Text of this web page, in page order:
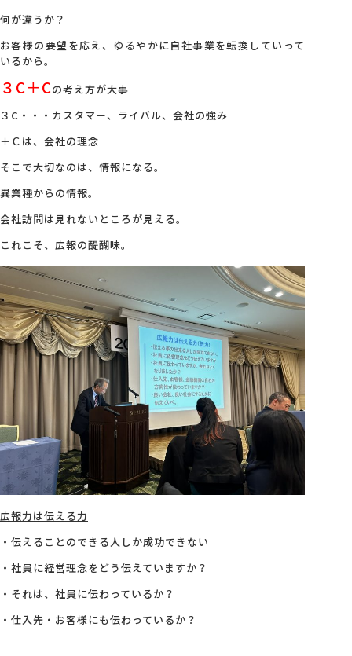
何が違うか？
お客様の要望を応え、ゆるやかに自社事業を転換していって
いるから。
３C＋Cの考え方が大事
３C・・・カスタマー、ライバル、会社の強み
＋Ｃは、会社の理念
そこで大切なのは、情報になる。
異業種からの情報。
会社訪問は見れないところが見える。
これこそ、広報の醍醐味。
広報力は伝える力
・伝えることのできる人しか成功できない
・社員に経営理念をどう伝えていますか？
・それは、社員に伝わっているか？
・仕入先・お客様にも伝わっているか？